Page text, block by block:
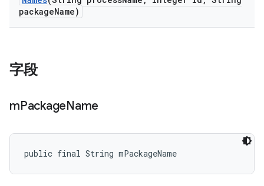
packageName)
字段
mPackageName
public final String mPackageName